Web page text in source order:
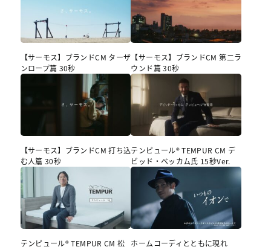
【サーモス】ブランドCM ターザ
ンロープ篇 30秒
【サーモス】ブランドCM 第二ラ
ウンド篇 30秒
【サーモス】ブランドCM 打ち込
む人篇 30秒
テンピュール® TEMPUR CM デ
ビッド・ベッカム氏 15秒Ver.
テンピュール® TEMPUR CM 松
ホームコーディとともに現れ